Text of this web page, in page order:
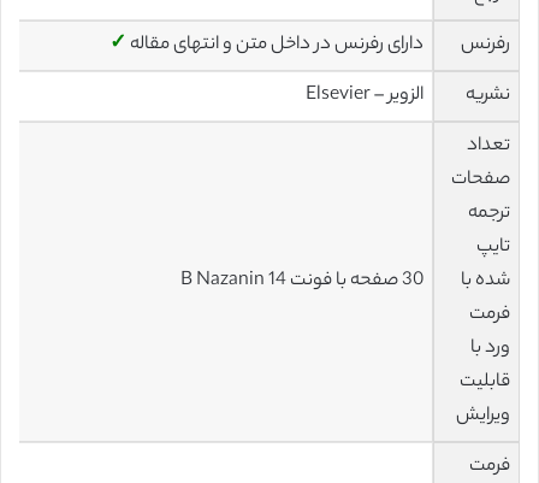
رفرنس
دارای رفرنس در داخل متن و انتهای مقاله ✓
نشریه
الزویر – Elsevier
تعداد
صفحات
ترجمه
تایپ
شده با
فرمت
ورد با
قابلیت
ویرایش
30 صفحه با فونت 14 B Nazanin
فرمت